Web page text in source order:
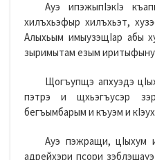
Ауэ ипэжыпIэкIэ
хилъхьэфыр хилъхьэт,
Алыхьым имыузэщIар абы
зыримытам езым
Щогъупщэ апхуэдэ
пэтрэ и щхьэгъусэр
бегъымбарым и къуэм и
Ауэ пэжращи, цIыхум
адрейхэри псори